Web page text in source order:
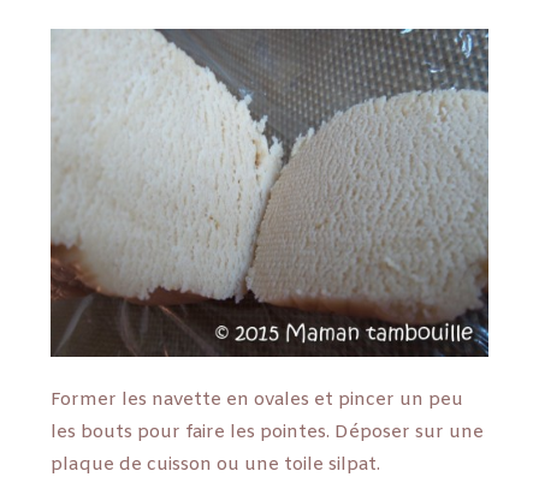
Former les navette en ovales et pincer un peu
les bouts pour faire les pointes. Déposer sur une
plaque de cuisson ou une toile silpat.